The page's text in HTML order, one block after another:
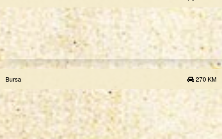
Bursa 270 KM